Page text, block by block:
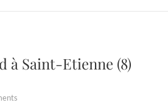
à Saint-Etienne (8)